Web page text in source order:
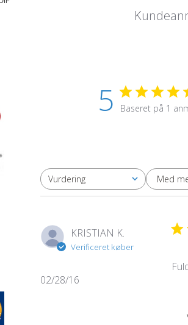
5 Baseret på 1
Vurdering
Alle vurderinger Med
KRISTIAN K.
Verificeret køber
Udgivelsesdato
02/28/16